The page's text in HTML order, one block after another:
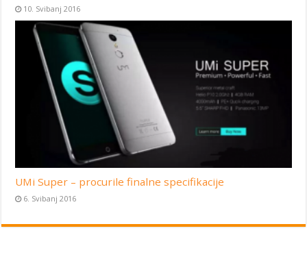
10. Svibanj 2016
UMi Super – procurile finalne specifikacije
6. Svibanj 2016